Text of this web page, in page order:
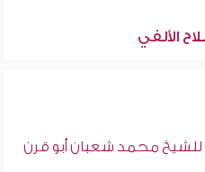
الألفي
محمد شعبان أبو قرن